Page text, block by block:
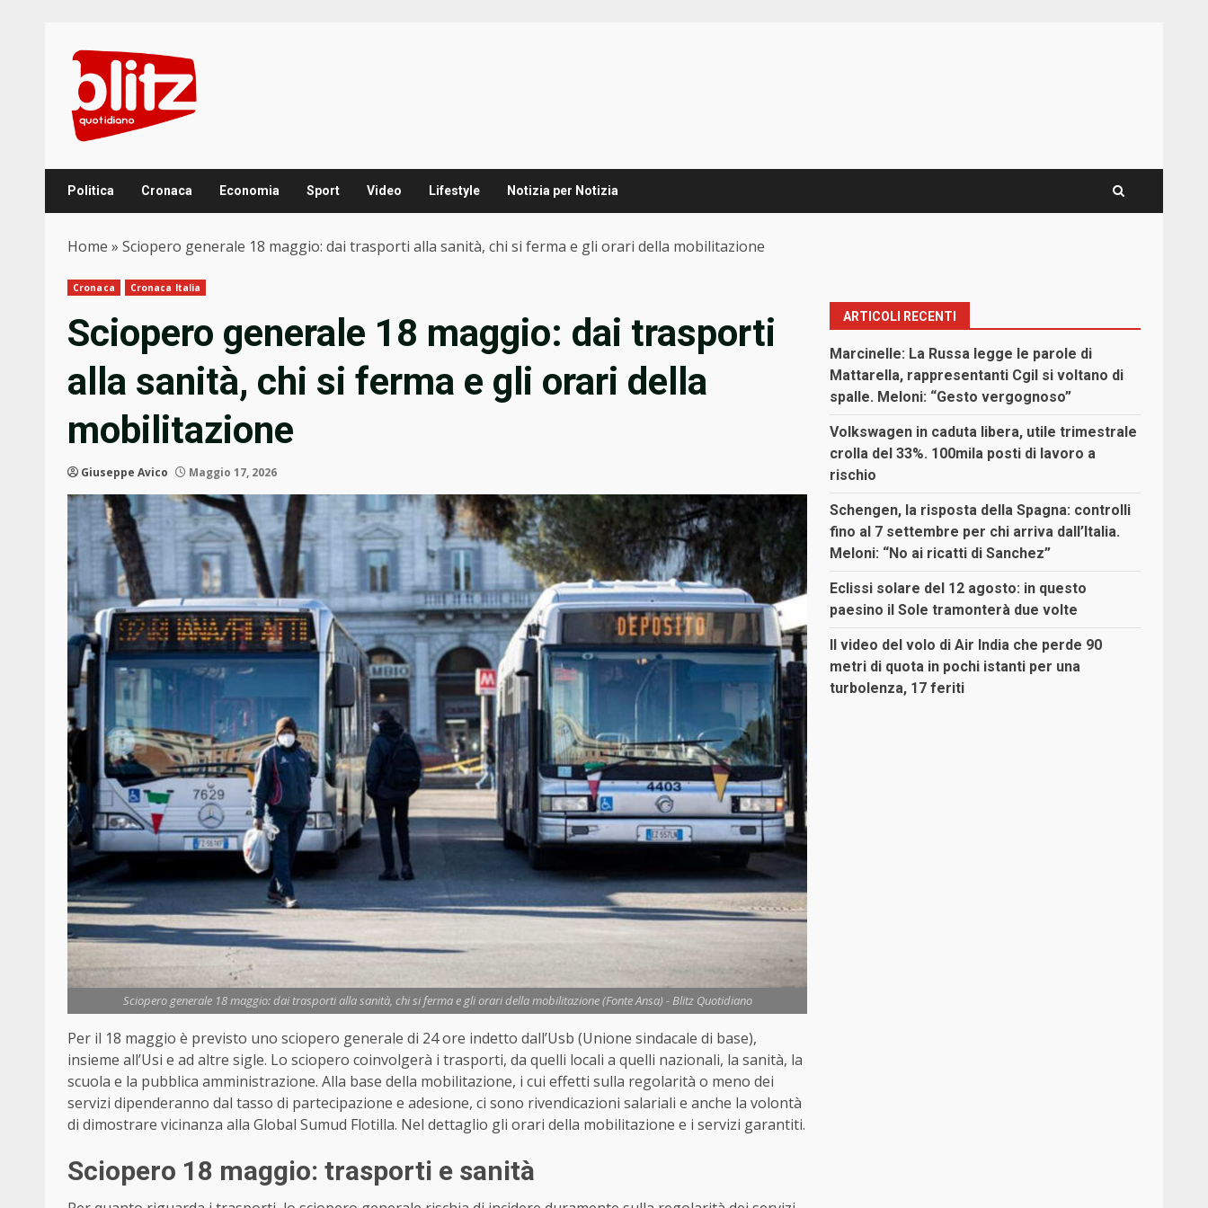
content
Politica Cronaca Economia Sport Video Lifestyle Notizia per Notizia
Home » Sciopero generale 18 maggio: dai trasporti alla sanità, chi si ferma e gli orari della mobilitazione
Cronaca Cronaca Italia
Sciopero generale 18 maggio: dai trasporti
alla sanità, chi si ferma e gli orari della
mobilitazione
Giuseppe Avico Maggio 17, 2026
Sciopero generale 18 maggio: dai trasporti alla sanità, chi si ferma e gli orari della mobilitazione (Fonte Ansa) - Blitz Quotidiano
Per il 18 maggio è previsto uno sciopero generale di 24 ore indetto dall’Usb (Unione sindacale di base),
insieme all’Usi e ad altre sigle. Lo sciopero coinvolgerà i trasporti, da quelli locali a quelli nazionali, la sanità, la
scuola e la pubblica amministrazione. Alla base della mobilitazione, i cui effetti sulla regolarità o meno dei
servizi dipenderanno dal tasso di partecipazione e adesione, ci sono rivendicazioni salariali e anche la volontà
di dimostrare vicinanza alla Global Sumud Flotilla. Nel dettaglio gli orari della mobilitazione e i servizi garantiti.
Sciopero 18 maggio: trasporti e sanità
ARTICOLI RECENTI
Marcinelle: La Russa legge le parole di
Mattarella, rappresentanti Cgil si voltano di
spalle. Meloni: “Gesto vergognoso”
Volkswagen in caduta libera, utile trimestrale
crolla del 33%. 100mila posti di lavoro a
rischio
Schengen, la risposta della Spagna: controlli
fino al 7 settembre per chi arriva dall’Italia.
Meloni: “No ai ricatti di Sanchez”
Eclissi solare del 12 agosto: in questo
paesino il Sole tramonterà due volte
Il video del volo di Air India che perde 90
metri di quota in pochi istanti per una
turbolenza, 17 feriti